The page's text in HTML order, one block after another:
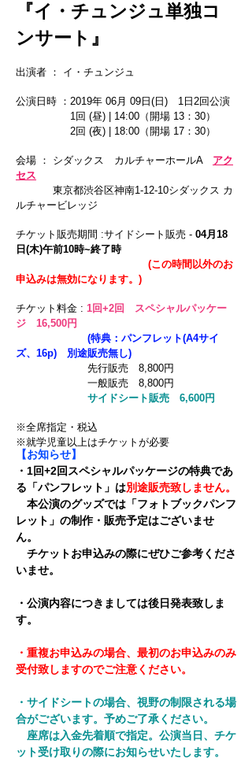
『イ・チュンジュ単独コ
ンサート』
出演者 ： イ・チュンジュ
公演日時 ：2019年 06月 09日(日) 1日2回公演
1回 (昼) | 14:00（開場 13： 30）
2回 (夜) | 18:00（開場 17：30）
会場 ： シダックス カルチャーホールA
アク
セス
東京都渋谷区神南1-12-10シダックス カ
ルチャービレッジ
チケット販売期間 :サイドシート 販売 - 04月18
日(木)午前10時~終了時
(この時間以外のお
申込みは無効になります。)
チケット料金 : 1回+2回 スペシャルパッケー
ジ 16,500円
(特典：パンフレット(A4サイ
ズ、16p) 別途販売無し)
先行販売 8,800円
一般販売 8,800円
サイドシート販売 6,600円
※全席指定・税込
※就学児童以上はチケットが必要
【お知らせ】
・1回+2回スペシャルパッケージの特典であ
る「パンフレット」は別途販売致しません。
本公演のグッズでは「フォトブックパンフ
レット」の制作・販売予定はございませ
ん。
チケットお申込みの際にぜひご参考くださ
いませ。
・公演内容につきましては後日発表致しま
す。
・重複お申込みの場合、最初のお申込みのみ
受付致しますのでご注意ください。
・サイドシートの場合、視野の制限される場
合がございます。予めご了承ください。
​ 座席は入金先着順で指定。公演当日、チケ
ット受け取りの際にお知らせいたします。